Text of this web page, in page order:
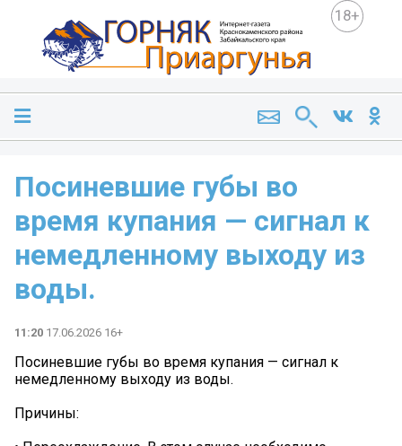
18+
Посиневшие губы во
время купания — сигнал к
немедленному выходу из
воды.
11:20 17.06.2026 16+
Посиневшие губы во время купания — сигнал к
немедленному выходу из воды.
Причины: